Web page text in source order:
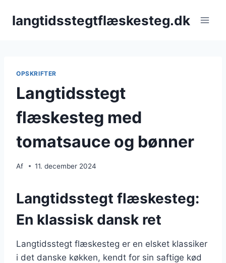
langtidsstegtflæskesteg.dk
OPSKRIFTER
Langtidsstegt
flæskesteg med
tomatsauce og bønner
Af 11. december 2024
Langtidsstegt flæskesteg:
En klassisk dansk ret
Langtidsstegt flæskesteg er en elsket klassiker
i det danske køkken, kendt for sin saftige kød